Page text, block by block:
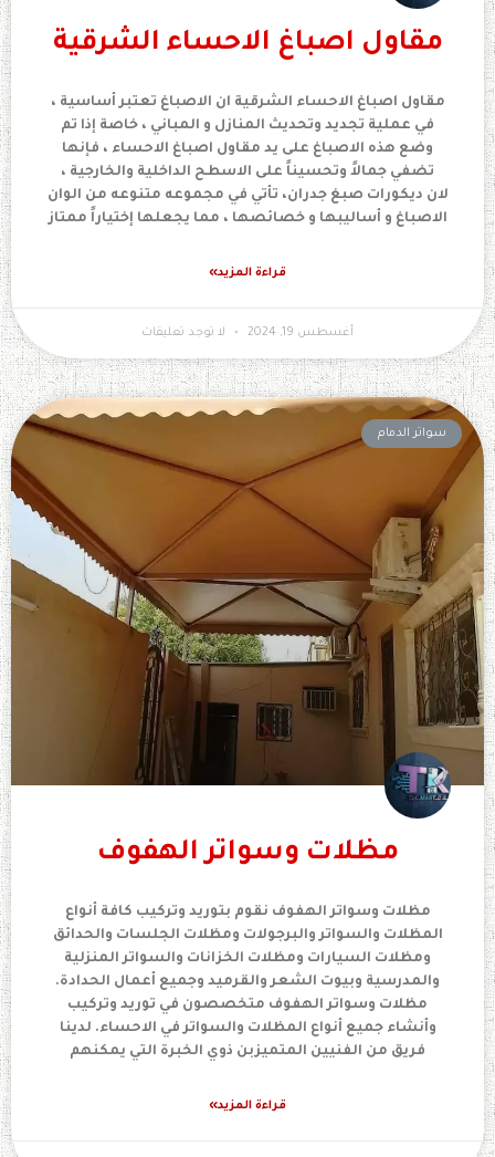
مقاول اصباغ الاحساء الشرقية
مقاول اصباغ الاحساء الشرقية ان الاصباغ تعتبر أساسية ،
في عملية تجديد وتحديث المنازل و المباني ، خاصة إذا تم
وضع هذه الاصباغ على يد مقاول اصباغ الاحساء ، فإنها
تضفي جمالاً وتحسيناً على الاسطح الداخلية والخارجية ،
لان ديكورات صبغ جدران، تأتي في مجموعه متنوعه من الوان
الاصباغ و أساليبها و خصائصها ، مما يجعلها إختياراً ممتاز
قراءة المزيد»
أغسطس 19, 2024 لا توجد تعليقات
سواتر الدمام
مظلات وسواتر الهفوف
مظلات وسواتر الهفوف نقوم بتوريد وتركيب كافة أنواع
المظلات والسواتر والبرجولات ومظلات الجلسات والحدائق
ومظلات السيارات ومظلات الخزانات والسواتر المنزلية
والمدرسية وبيوت الشعر والقرميد وجميع أعمال الحدادة.
مظلات وسواتر الهفوف متخصصون في توريد وتركيب
وأنشاء جميع أنواع المظلات والسواتر في الاحساء. لدينا
فريق من الفنيين المتميزبن ذوي الخبرة التي يمكنهم
قراءة المزيد»